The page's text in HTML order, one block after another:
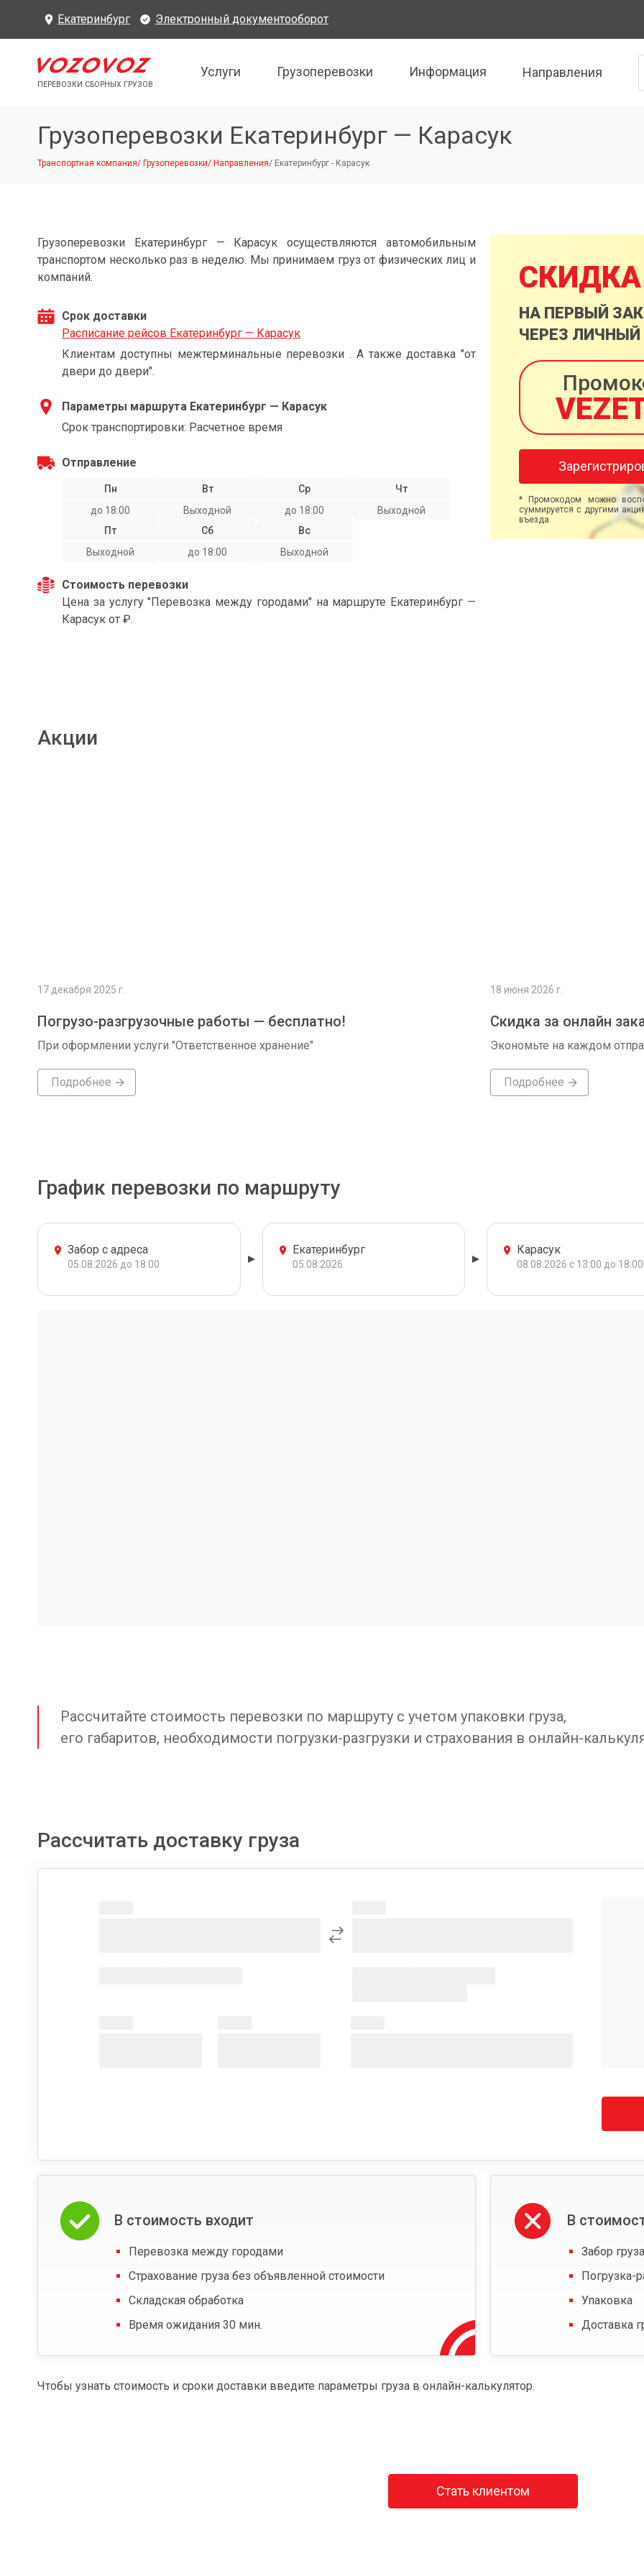
Екатеринбург Электронный документооборот
ПЕРЕВОЗКИ СБОРНЫХ ГРУЗОВ
Услуги Грузоперевозки Информация Направления
Грузоперевозки Екатеринбург — Карасук
Транспортная компания/ Грузоперевозки/ Направления/ Екатеринбург - Карасук
Грузоперевозки Екатеринбург — Карасук осуществляются автомобильным
транспортом несколько раз в неделю. Мы принимаем груз от физических лиц и
компаний.
Срок доставки
Расписание рейсов Екатеринбург — Карасук
Клиентам доступны межтерминальные перевозки . А также доставка "от
двери до двери".
Параметры маршрута Екатеринбург — Карасук
Срок транспортировки: Расчетное время
Отправление
Пн
до 18:00
Вт
Выходной
Ср
до 18:00
Чт
Выходной
Пт
Выходной
Сб
до 18:00
Вс
Выходной
Стоимость перевозки
Цена за услугу "Перевозка между городами" на маршруте Екатеринбург —
Карасук от ₽.
СКИДКА
НА ПЕРВЫЙ
ЧЕРЕЗ ЛИЧНЫЙ
* Промокодом можно
суммируется с другими
въезда.
Акции
17 декабря 2025 г.
Погрузо-разгрузочные работы — бесплатно!
При оформлении услуги "Ответственное хранение"
Подробнее
18 июня 2026 г.
Скидка за онлайн
Экономьте на каждом
Подробнее
График перевозки по маршруту
Забор с адреса
05.08.2026 до 18:00
Екатеринбург
05.08.2026
Карасук
08.08.2026 с 13:00 до 18:00
Рассчитайте стоимость перевозки по маршруту с учетом упаковки груза,
его габаритов, необходимости погрузки-разгрузки и страхования в онлайн-
Рассчитать доставку груза
В стоимость входит
Перевозка между городами
Страхование груза без объявленной стоимости
Складская обработка
Время ожидания 30 мин.
В
Забор
Погрузка-
Упаковка
Доставка
Чтобы узнать стоимость и сроки доставки введите параметры груза в онлайн-калькулятор.
Стать клиентом